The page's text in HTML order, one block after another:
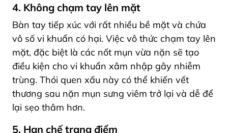
4. Không chạm tay lên mặt
Bàn tay tiếp xúc với rất nhiều bề mặt và chứa
vô số vi khuẩn có hại. Việc vô thức chạm tay lên
mặt, đặc biệt là các nốt mụn vừa nặn sẽ tạo
điều kiện cho vi khuẩn xâm nhập gây nhiễm
trùng. Thói quen xấu này có thể khiến vết
thương sau nặn mụn sưng viêm trở lại và dễ để
lại sẹo thâm hơn.
5. Hạn chế trang điểm